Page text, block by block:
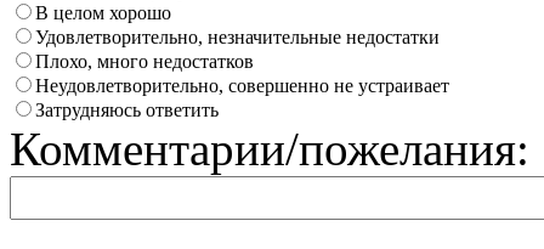
В целом хорошо
Удовлетворительно, незначительные недостатки
Плохо, много недостатков
Неудовлетворительно, совершенно не устраивает
Затрудняюсь ответить
Комментарии/пожелания: